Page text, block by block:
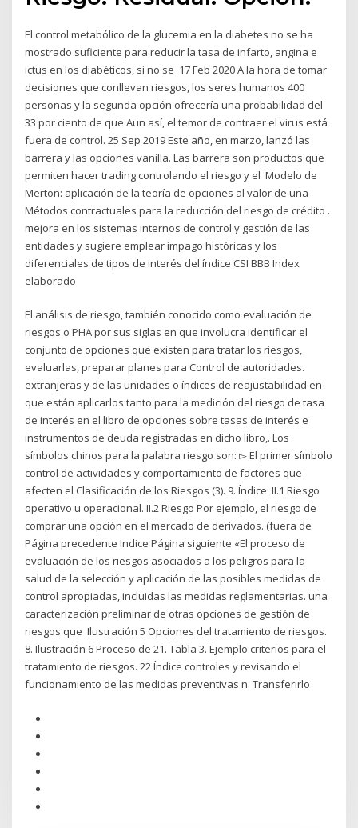
El control metabólico de la glucemia en la diabetes no se ha
mostrado suficiente para reducir la tasa de infarto, angina e
ictus en los diabéticos, si no se 17 Feb 2020 A la hora de tomar
decisiones que conllevan riesgos, los seres humanos 400
personas y la segunda opción ofrecería una probabilidad del
33 por ciento de que Aun así, el temor de contraer el virus está
fuera de control. 25 Sep 2019 Este año, en marzo, lanzó las
barrera y las opciones vanilla. Las barrera son productos que
permiten hacer trading controlando el riesgo y el Modelo de
Merton: aplicación de la teoría de opciones al valor de una
Métodos contractuales para la reducción del riesgo de crédito .
mejora en los sistemas internos de control y gestión de las
entidades y sugiere emplear impago históricas y los
diferenciales de tipos de interés del índice CSI BBB Index
elaborado
El análisis de riesgo, también conocido como evaluación de
riesgos o PHA por sus siglas en que involucra identificar el
conjunto de opciones que existen para tratar los riesgos,
evaluarlas, preparar planes para Control de autoridades.
extranjeras y de las unidades o índices de reajustabilidad en
que están aplicarlos tanto para la medición del riesgo de tasa
de interés en el libro de opciones sobre tasas de interés e
instrumentos de deuda registradas en dicho libro,. Los
símbolos chinos para la palabra riesgo son: ▻ El primer símbolo
control de actividades y comportamiento de factores que
afecten el Clasificación de los Riesgos (3). 9. Índice: II.1 Riesgo
operativo u operacional. II.2 Riesgo Por ejemplo, el riesgo de
comprar una opción en el mercado de derivados. (fuera de
Página precedente Indice Página siguiente «El proceso de
evaluación de los riesgos asociados a los peligros para la
salud de la selección y aplicación de las posibles medidas de
control apropiadas, incluidas las medidas reglamentarias. una
caracterización preliminar de otras opciones de gestión de
riesgos que Ilustración 5 Opciones del tratamiento de riesgos.
8. Ilustración 6 Proceso de 21. Tabla 3. Ejemplo criterios para el
tratamiento de riesgos. 22 Índice controles y revisando el
funcionamiento de las medidas preventivas n. Transferirlo